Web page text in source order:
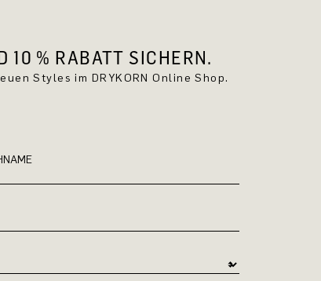
10 % RABATT SICHERN.
Styles im DRYKORN Online Shop.